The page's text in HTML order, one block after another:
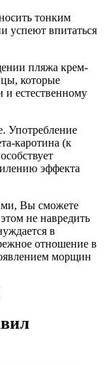
тонким
успеют впитаться
пляжа крем-
которые
естественному
Употребление
каротина (к
эффекта
Вы сможете
не навредить
в
отношение в
морщин